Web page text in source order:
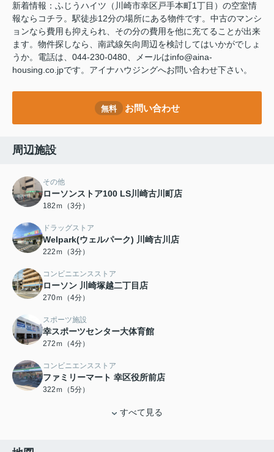
新着情報：ふじうハイツ（川崎市幸区戸手本町1丁目）の空室情
報ならコチラ。駅徒歩12分の場所にある物件です。中古のマンシ
ョンなら費用も抑えられ、その分の費用を他に充てることが出来
ます。物件探しなら、南武線矢向周辺を検討してはいかがでしょ
うか。電話は、044-230-0480、メールはinfo@aina-
housing.co.jpです。アイナハウジングへお問い合わせ下さい。
無料 お問い合わせ
周辺施設
その他
ローソンストア100 LS川崎古川町店
182ｍ（3分）
ドラッグストア
Welpark(ウェルパーク) 川崎古川店
222ｍ（3分）
コンビニエンスストア
ローソン 川崎塚越二丁目店
270ｍ（4分）
スポーツ施設
幸スポーツセンター大体育館
272ｍ（4分）
コンビニエンスストア
ファミリーマート 幸区役所前店
322ｍ（5分）
すべて見る